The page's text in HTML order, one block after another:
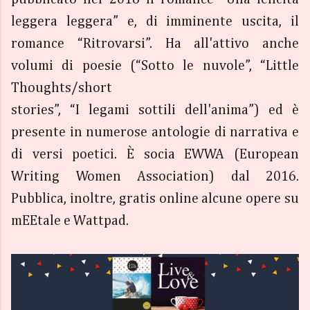
leggera leggera” e, di imminente uscita, il
romance “Ritrovarsi”. Ha all'attivo anche
volumi di poesie (“Sotto le nuvole”, “Little
Thoughts/short
stories”, “I legami sottili dell'anima”) ed è
presente in numerose antologie di narrativa e
di versi poetici. È socia EWWA (European
Writing Women Association) dal 2016.
Pubblica, inoltre, gratis online alcune opere su
mEEtale e Wattpad.